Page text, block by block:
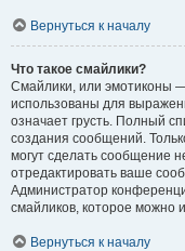
Вернуться к началу
Что такое смайлики?
Смайлики, или эмотиконы
использованы для
означает грусть. Полный
создания сообщений.
могут сделать сообщение
отредактировать ваше
Администратор
смайликов, которое можно
Вернуться к началу